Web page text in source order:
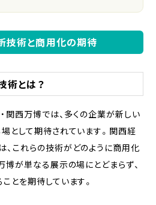
技術と商用化の期待
術とは？
西万博では、多くの企業が新しい
として期待されています。関西経
これらの技術がどのように商用化
博が単なる展示の場にとどまらず、
とを期待しています。